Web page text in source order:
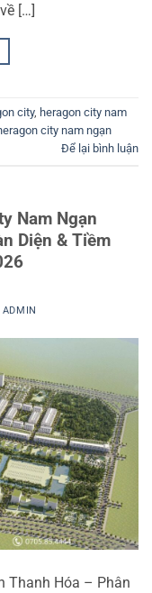
[…]
city, heragon city nam
city nam ngạn
Để lại bình luận
Nam Ngạn
Diện & Tiềm
ADMIN
Thanh Hóa – Phân